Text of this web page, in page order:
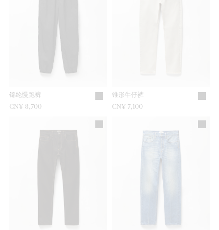
锦纶慢跑裤
CN¥ 8,700
锥形牛仔裤
CN¥ 7,100